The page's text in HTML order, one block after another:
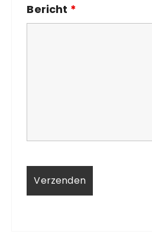
Bericht *